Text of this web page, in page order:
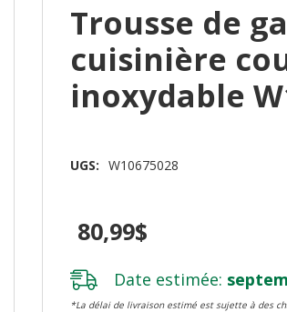
Trousse de
cuisinière
inoxydable
UGS: W10675028
80,99$
Date estimée:
*La délai de livraison estimé est sujette à des